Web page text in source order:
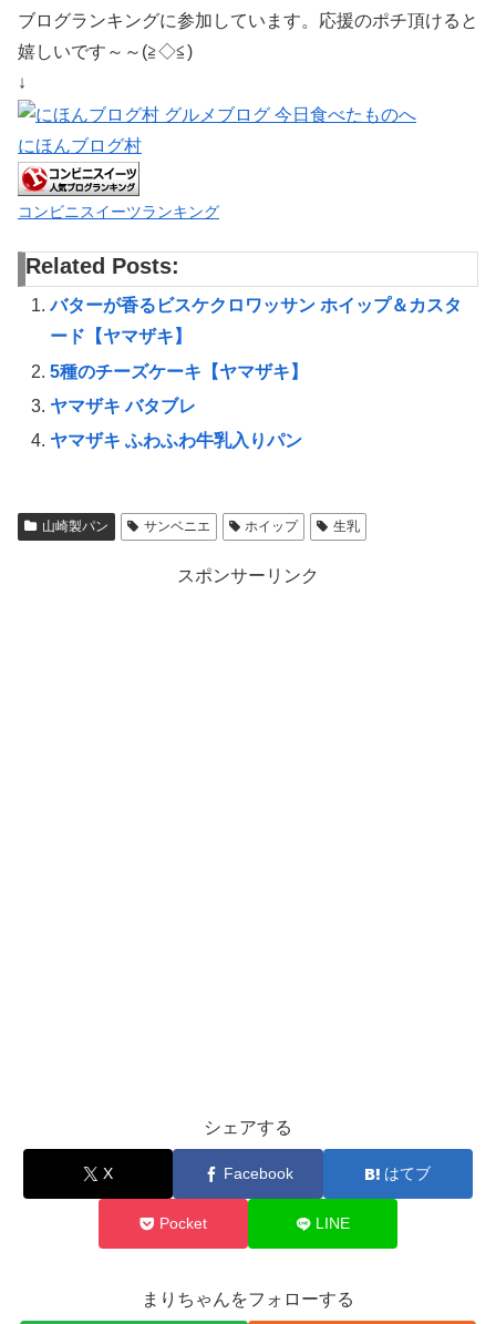
ブログランキングに参加しています。応援のポチ頂けると
嬉しいです～～(≧◇≦)
↓
にほんブログ村
コンビニスイーツランキング
Related Posts:
バターが香るビスケクロワッサン ホイップ＆カスタ
ード【ヤマザキ】
5種のチーズケーキ【ヤマザキ】
ヤマザキ バタブレ
ヤマザキ ふわふわ牛乳入りパン
山崎製パン サンベニエ ホイップ 生乳
スポンサーリンク
シェアする
X Facebook はてブ
Pocket LINE
まりちゃんをフォローする